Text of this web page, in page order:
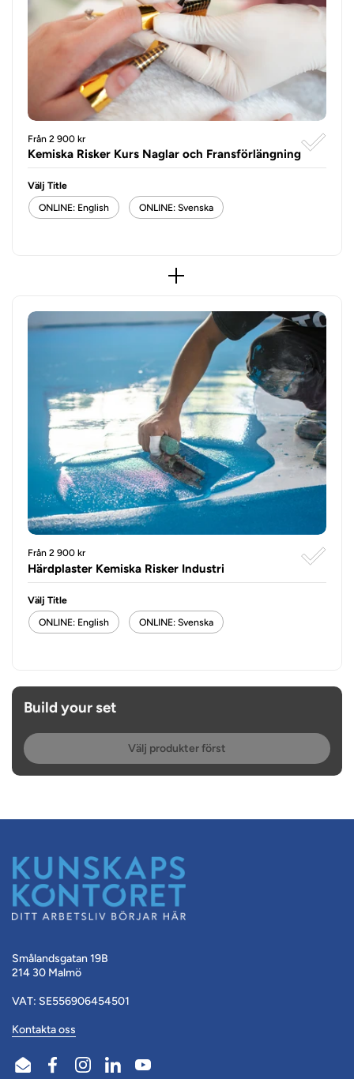
Från 2 900 kr
Kemiska Risker Kurs Naglar och Fransförlängning
Välj Title
ONLINE: English
ONLINE: Svenska
Från 2 900 kr
Härdplaster Kemiska Risker Industri
Välj Title
ONLINE: English
ONLINE: Svenska
Build your set
Välj produkter först
Smålandsgatan 19B
214 30 Malmö
VAT: SE556906454501
Kontakta oss
Email FacebookInstagramLinkedInYouTube